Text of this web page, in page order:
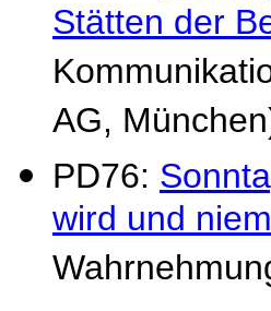
Stätten der
AG,
PD76:
wird und